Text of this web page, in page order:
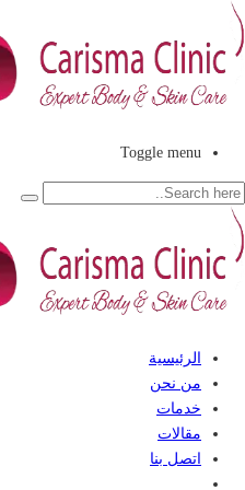
Toggle menu
الرئيسية
من نحن
خدمات
مقالات
اتصل بنا